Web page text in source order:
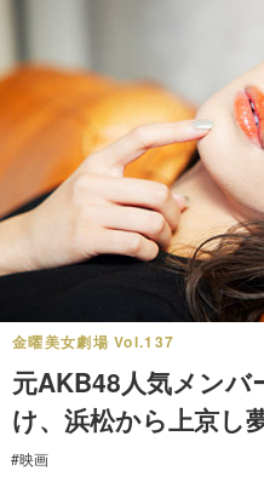
金曜美女劇場 Vol.137
元AKB48人気メンバ
け、浜松から上京し
#映画